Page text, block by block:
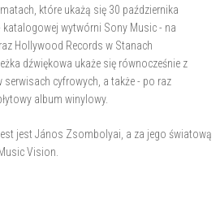
które ukażą się 30 października
katalogowej wytwórni Sony Music - na
Hollywood Records w Stanach
dźwiękowa ukaże się równocześnie z
serwisach cyfrowych, a także - po raz
album winylowy.
jest János Zsombolyai, a za jego światową
Vision.